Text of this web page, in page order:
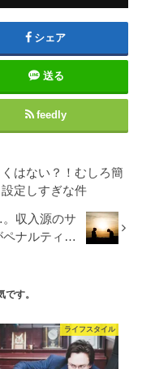
シェア
送る
feedly
はない？！むしろ簡
定しすぎな件
収入源のサ
ペナルティ…
す。
ライフスタイル